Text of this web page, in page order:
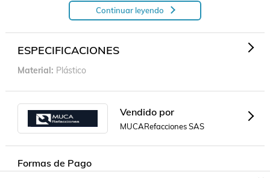
- 1 pieza lateral izquierda
- Tornillería para su armado
• Alto: 7.5 cm
MEDIDAS DE PIEZA LATERAL IZQUIERDA Y LATERAL
DERECHA DEL LIP
• Largo: 56 cm
Continuar leyendo
ESPECIFICACIONES
Material Plástico
Vendido por
MUCARefacciones SAS
Formas de Pago